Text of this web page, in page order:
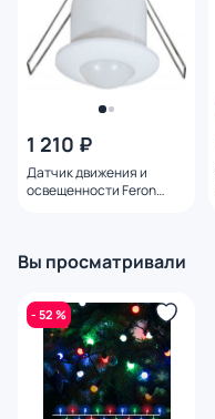
1 210 ₽
Датчик движения и
освещенности Feron
Вы просматривали
- 52 %